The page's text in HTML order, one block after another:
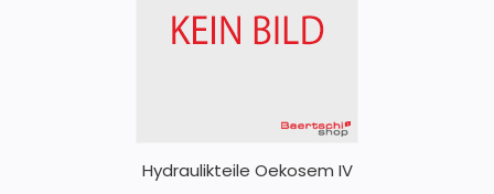
Hydraulikteile Oekosem IV